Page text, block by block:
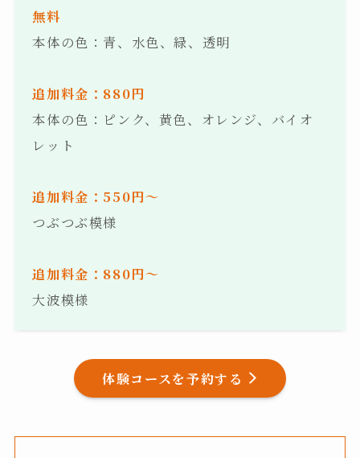
無料
本体の色：青、水色、緑、透明
追加料金：880円
本体の色：ピンク、黄色、オレンジ、バイオ
レット
追加料金：550円〜
つぶつぶ模様
追加料金：880円〜
大波模様
体験コースを予約する